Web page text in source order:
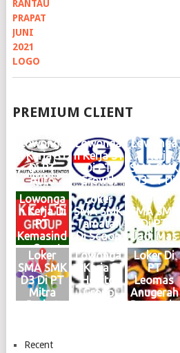
PREMIUM CLIENT
Lowonga
n Kerja S1
Di PT
Auto
Dinamik
Sentosa
Medan
Juni 2026
Logo
Lowonga
n Kerja S1
Di PT
Growth
Steel
Group
Medan
Mei 2026
Logo
Lowonga
n Kerja
SMA SMK
D3 S1 Di
Group
Medan
Mei 2026
Logo
Lowonga
n Kerja Di
PT
Kemasind
o Cepat
Medan
Oktober
2024
Logo
Loker
SMA SMK
Tamatan
Di Scoop
Medan
Juni 2024
Logo
Loker
SMA SMK
Di PT
Jadi Mas
Medan
KIM
Mabar
April
2024
Loker
SMA SMK
D3 Di PT
Mitra
Berkat
2023
Lowonga
n Kerja Di
Hokito
Group
Loker Di
PT
Leomas
Anugerah
Bersauda
Recent